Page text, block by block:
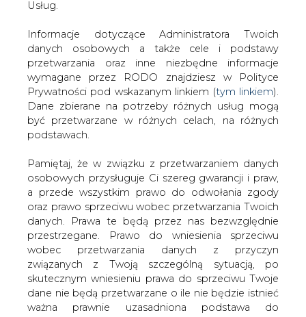
przetwarzania oraz inne niezbędne informacje
Prywatności pod wskazanym linkiem (tym linkiem).
Dane zbierane na potrzeby różnych usług mogą
być przetwarzane w różnych celach, na różnych
podstawach.
Pamiętaj, że w związku z przetwarzaniem danych
osobowych przysługuje Ci szereg gwarancji i praw,
a przede wszystkim prawo do odwołania zgody
danych. Prawa te będą przez nas bezwzględnie
przestrzegane. Prawo do wniesienia sprzeciwu
wobec przetwarzania danych z przyczyn
związanych z Twoją szczególną sytuacją, po
skutecznym wniesieniu prawa do sprzeciwu Twoje
dane nie będą przetwarzane o ile nie będzie istnieć
ważna prawnie uzasadniona podstawa do
przetwarzania, nadrzędna wobec Twoich interesów,
praw i wolności lub podstawa do ustalenia,
dochodzenia lub obrony roszczeń. Twoje dane nie
będą przetwarzane w celu marketingu własnego
Radni nie chcą prywatyzować PEC-
W samorządzie Poznania pojawił się
głosy sprzeciwu dla prywatyzacji
Energetyki Cieplnej.
Prywatyzacja Przedsiębiorstwa Energetyki Cieplnej ma
wzbogacić w tym roku budżet miasta o 160 mln zł.
Inwestor ma wydać kilkakrotnie większe sumy na
modernizację firmy. W samorządzie pojawił się jednak
opór przeciwko prywatyzacji. Długa procedura
przetargowa zakończyła się sukcesem francuskiej firmy
Dalkia Termika. Tadeusz Jarmołowicz, radny, jest
wyrazicielem opinii pracowników PEC-u, coraz częściej
sprzeciwiających się prywatyzacji. Boją się oni zwolnień.